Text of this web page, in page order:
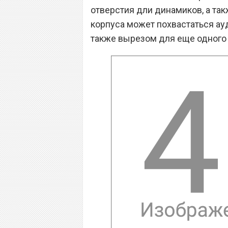
отверстия дли динамиков, а
корпуса может похвастаться
также вырезом для еще